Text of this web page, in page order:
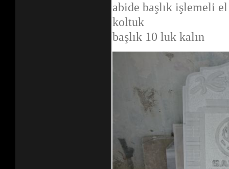
abide başlık işlemeli el
koltuk
başlık 10 luk kalın